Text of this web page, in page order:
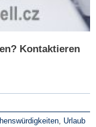
Kontaktieren
, Urlaub